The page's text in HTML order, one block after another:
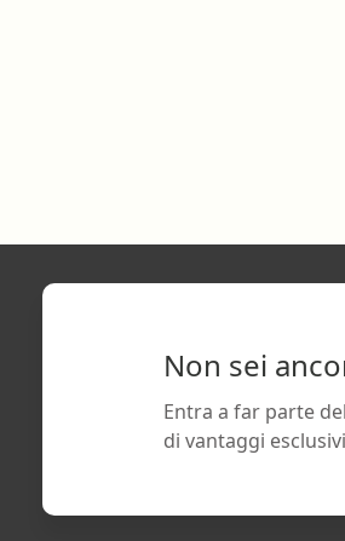
Non sei
Entra a far parte
di vantaggi